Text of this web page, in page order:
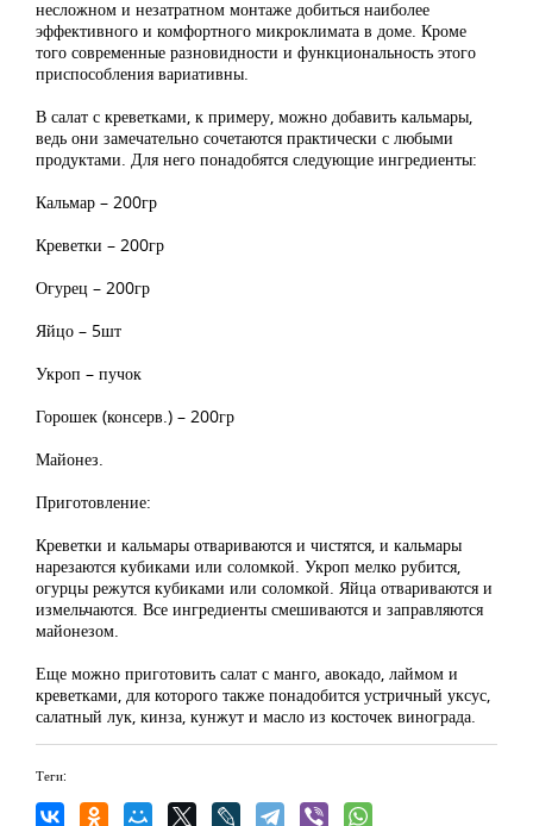
несложном и незатратном монтаже добиться наиболее
эффективного и комфортного микроклимата в доме. Кроме
того современные разновидности и функциональность этого
приспособления вариативны.
В салат с креветками, к примеру, можно добавить кальмары,
ведь они замечательно сочетаются практически с любыми
продуктами. Для него понадобятся следующие ингредиенты:
Кальмар – 200гр
Креветки – 200гр
Огурец – 200гр
Яйцо – 5шт
Укроп – пучок
Горошек (консерв.) – 200гр
Майонез.
Приготовление:
Креветки и кальмары отвариваются и чистятся, и кальмары
нарезаются кубиками или соломкой. Укроп мелко рубится,
огурцы режутся кубиками или соломкой. Яйца отвариваются и
измельчаются. Все ингредиенты смешиваются и заправляются
майонезом.
Еще можно приготовить салат с манго, авокадо, лаймом и
креветками, для которого также понадобится устричный уксус,
салатный лук, кинза, кунжут и масло из косточек винограда.
Теги: